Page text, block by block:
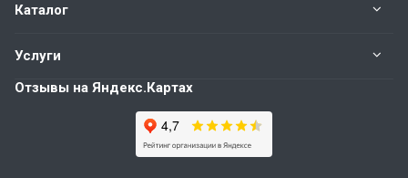
Каталог
Услуги
Отзывы на Яндекс.Картах